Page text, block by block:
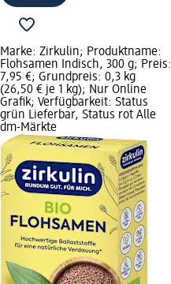
Marke: Zirkulin; Produktname:
Flohsamen Indisch, 300 g; Preis:
7,95 €; Grundpreis: 0,3 kg
(26,50 € je 1 kg); Nur Online
Grafik; Verfügbarkeit: Status
grün Lieferbar, Status rot Alle
dm-Märkte